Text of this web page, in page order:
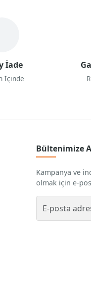
İade
İçinde
Bültenimize
Kampanya ve
olmak için e-